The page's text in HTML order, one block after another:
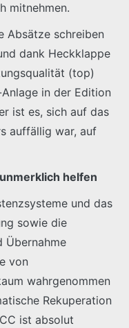
mitnehmen.
Absätze schreiben
dank Heckklappe
(top)
in der Edition
ist es, sich auf das
auffällig war, auf
helfen
und das
sowie die
Übernahme
von
wahrgenommen
Rekuperation
ist absolut